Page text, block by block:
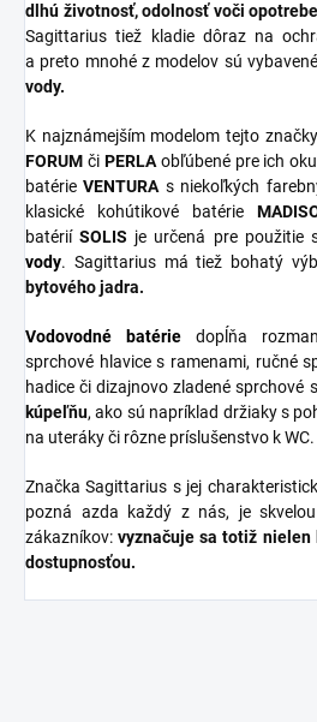
dlhú životnosť, odolnosť voči
Sagittarius tiež kladie dôraz na
a preto mnohé z modelov sú
vody.
K najznámejším modelom tejto
FORUM či PERLAobľúbené pre ich
batérieVENTURAs niekoľkých
klasické kohútikové batérie
batériíSOLIS je určená pre použitie
vody. Sagittarius má tiež bohatý
bytového jadra.
Vodovodné batérie dopĺňa
sprchové hlavice s ramenami, ručné
hadice či dizajnovo zladené sprchové
kúpeľňu, ako sú napríklad držiaky s
na uteráky či rôzne príslušenstvo k WC.
Značka Sagittarius s jej
pozná azda každý z nás, je
zákazníkov:vyznačuje sa totiž
dostupnosťou.